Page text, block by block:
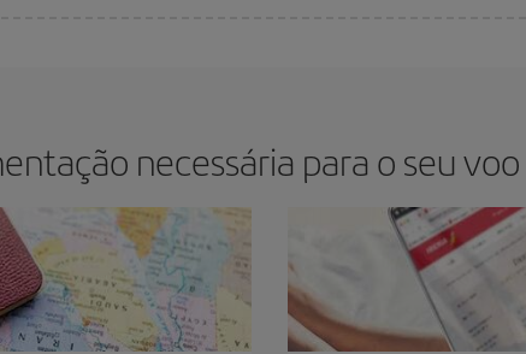
necessária para o seu